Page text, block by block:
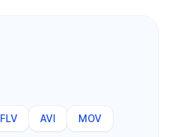
FLV AVI MOV